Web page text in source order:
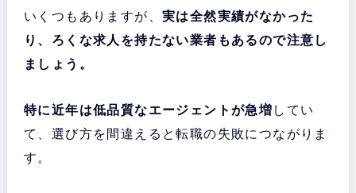
いくつもありますが、 実は全然実績がなかった
り、ろくな求人を持たない業者もあるので注意し
ましょう。
特に近年は低品質なエージェントが急増 してい
て、選び方を間違えると転職の失敗につながりま
す。